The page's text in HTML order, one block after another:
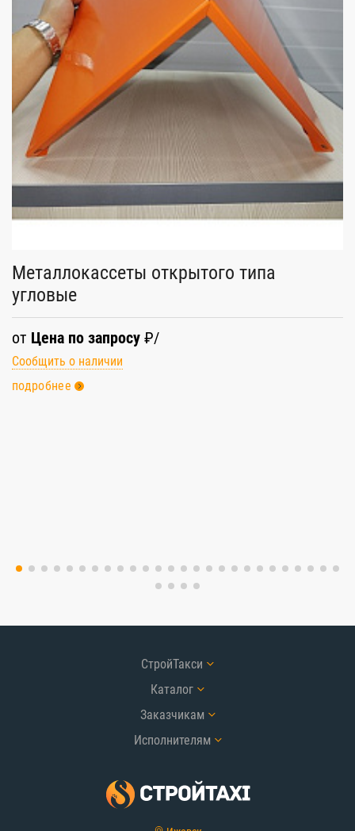
Металлокассеты открытого типа
угловые
от Цена по запросу ₽/
Сообщить о наличии
подробнее
СтройТакси
Каталог
Заказчикам
Исполнителям